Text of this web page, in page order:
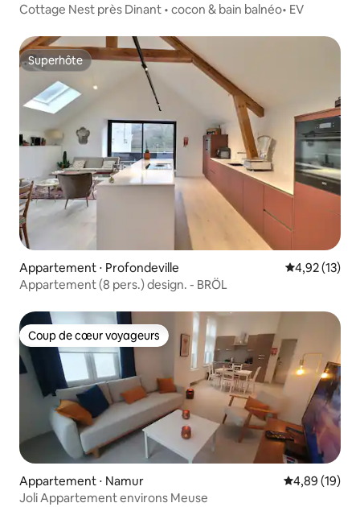
Cottage Nest près Dinant • cocon & bain balnéo• EV
Superhôte
Superhôte
Appartement ⋅ Profondeville Évaluation
4,92 (13)
Appartement (8 pers.) design. - BRÖL
Coup de cœur voyageurs
Coup de cœur voyageurs
Appartement ⋅ Namur Évaluation
4,89 (19)
Joli Appartement environs Meuse